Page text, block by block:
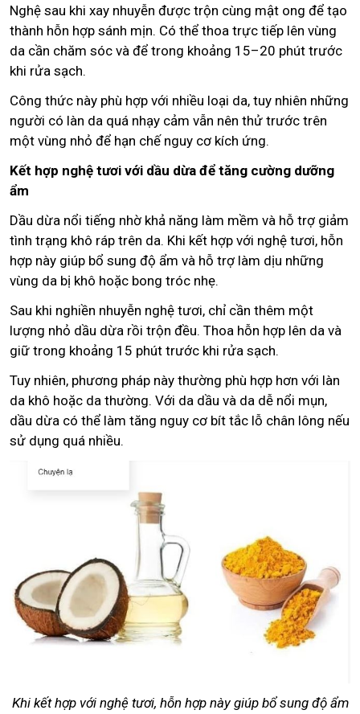
Nghệ sau khi xay nhuyễn được trộn cùng mật ong để tạo
thành hỗn hợp sánh mịn. Có thể thoa trực tiếp lên vùng
da cần chăm sóc và để trong khoảng 15–20 phút trước
khi rửa sạch.
Công thức này phù hợp với nhiều loại da, tuy nhiên những
người có làn da quá nhạy cảm vẫn nên thử trước trên
một vùng nhỏ để hạn chế nguy cơ kích ứng.
Kết hợp nghệ tươi với dầu dừa để tăng cường dưỡng
ẩm
Dầu dừa nổi tiếng nhờ khả năng làm mềm và hỗ trợ giảm
tình trạng khô ráp trên da. Khi kết hợp với nghệ tươi, hỗn
hợp này giúp bổ sung độ ẩm và hỗ trợ làm dịu những
vùng da bị khô hoặc bong tróc nhẹ.
Sau khi nghiền nhuyễn nghệ tươi, chỉ cần thêm một
lượng nhỏ dầu dừa rồi trộn đều. Thoa hỗn hợp lên da và
giữ trong khoảng 15 phút trước khi rửa sạch.
Tuy nhiên, phương pháp này thường phù hợp hơn với làn
da khô hoặc da thường. Với da dầu và da dễ nổi mụn,
dầu dừa có thể làm tăng nguy cơ bít tắc lỗ chân lông nếu
sử dụng quá nhiều.
Khi kết hợp với nghệ tươi, hỗn hợp này giúp bổ sung độ ẩm